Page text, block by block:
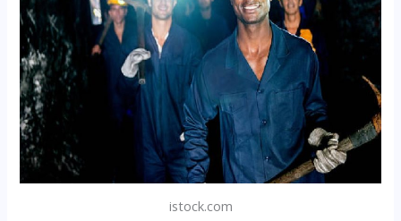
istock.com